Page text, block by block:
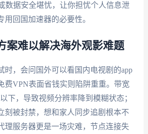
数据安全堪忧，让你担忧个人信息泄
用回国加速器的必要性。
案难以解决海外观影难题
时，会问国外可以看国内电视剧的app
费VPN表面省钱实则陷阱重重。带宽
下，导致视频分辨率降到模糊状态；
刻被封禁，想和家人同步追剧根本不
理服务器更是一场灾难，节点连接失